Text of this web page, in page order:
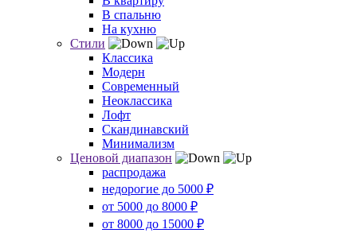
В спальню
На кухню
Стили
Классика
Модерн
Современный
Неоклассика
Лофт
Скандинавский
Минимализм
Ценовой диапазон
распродажа
недорогие до 5000 ₽
от 5000 до 8000 ₽
от 8000 до 15000 ₽